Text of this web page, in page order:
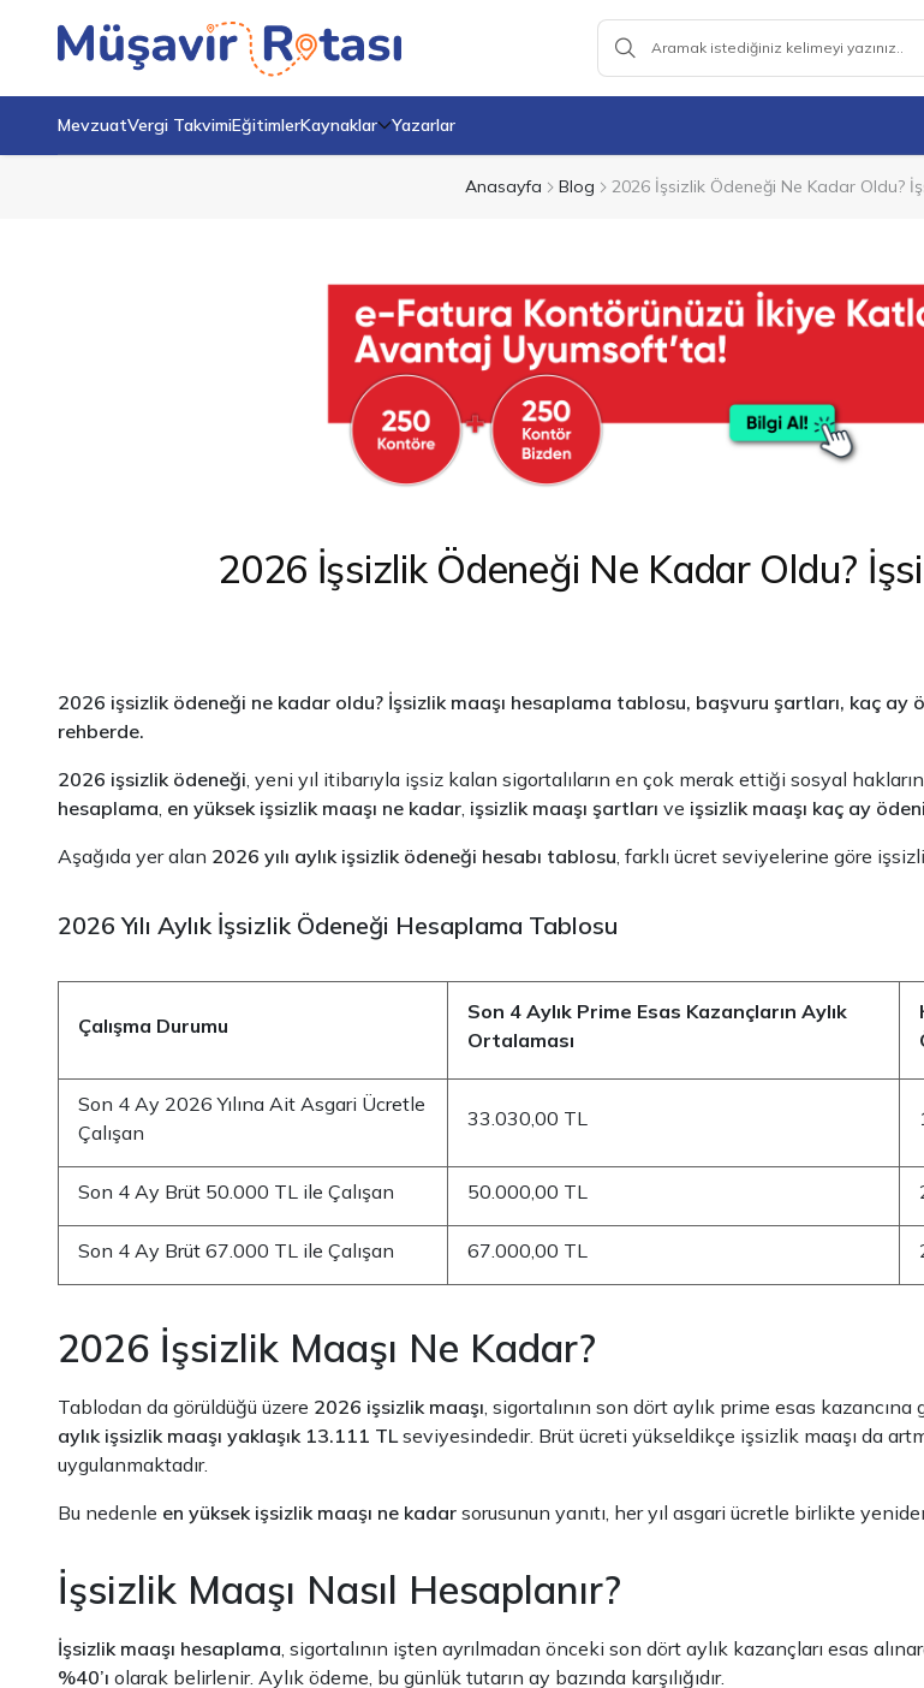
MevzuatVergi TakvimiEğitimlerKaynaklar Yazarlar
Anasayfa Blog 2026 İşsizlik Ödeneği Ne Kadar Oldu?
2026 İşsizlik Ödeneği Ne Kadar Oldu?
2026 işsizlik ödeneği ne kadar oldu? İşsizlik maaşı hesaplama tablosu, başvuru şartları, kaç ay
rehberde.
2026 işsizlik ödeneği , yeni yıl itibarıyla işsiz kalan sigortalıların en çok merak ettiği sosyal
hesaplama en yüksek işsizlik maaşı ne kadar işsizlik maaşı şartları ve işsizlik maaşı kaç ay
Aşağıda yer alan 2026 yılı aylık işsizlik ödeneği hesabı tablosu , farklı ücret seviyelerine göre
2026 Yılı Aylık İşsizlik Ödeneği Hesaplama Tablosu
Çalışma Durumu
Son 4 Aylık Prime Esas Kazançların Aylık
Ortalaması
Son 4 Ay 2026 Yılına Ait Asgari Ücretle
Çalışan
33.030,00 TL
Son 4 Ay Brüt 50.000 TL ile Çalışan 50.000,00 TL
Son 4 Ay Brüt 67.000 TL ile Çalışan 67.000,00 TL
2026 İşsizlik Maaşı Ne Kadar?
Tablodan da görüldüğü üzere 2026 işsizlik maaşı , sigortalının son dört aylık prime esas
aylık işsizlik maaşı yaklaşık 13.111 TL seviyesindedir. Brüt ücreti yükseldikçe işsizlik maaşı da
uygulanmaktadır.
Bu nedenle en yüksek işsizlik maaşı ne kadar sorusunun yanıtı, her yıl asgari ücretle birlikte
İşsizlik Maaşı Nasıl Hesaplanır?
İşsizlik maaşı hesaplama , sigortalının işten ayrılmadan önceki son dört aylık kazançları esas
%40’ı olarak belirlenir. Aylık ödeme, bu günlük tutarın ay bazında karşılığıdır.